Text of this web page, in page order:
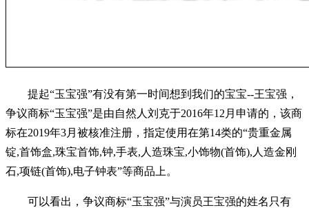
提起“玉宝强”有没有第一时间想到我们的宝宝--王宝强，
争议商标“玉宝强”是由自然人刘克于2016年12月申请的，该商
标在2019年3月被核准注册，指定使用在第14类的“贵重金属
锭,首饰盒,珠宝首饰,钟,手表,人造珠宝,小饰物(首饰),人造金刚
石,项链(首饰),电子钟表”等商品上。
可以看出，争议商标“玉宝强”与演员王宝强的姓名只有